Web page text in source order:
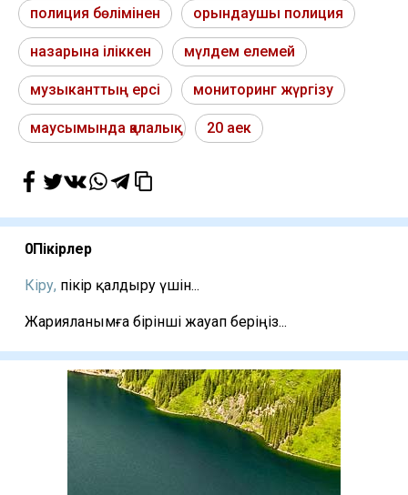
полиция бөлімінен орындаушы полиция
назарына іліккен мүлдем елемей
музыканттың ерсі мониторинг жүргізу
маусымында қалалық 20 аек
0Пікірлер
Кіру, пікір қалдыру үшін...
Жарияланымға бірінші жауап беріңіз...